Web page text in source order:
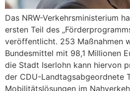
Das NRW-Verkehrsministerium
ersten Teil des
veröffentlicht. 253 Maßnahmen
Bundesmittel mit 98,1 Millionen
die Stadt Iserlohn kann hiervon
der CDU-Landtagsabgeordnete
Mobilitätslösungen im